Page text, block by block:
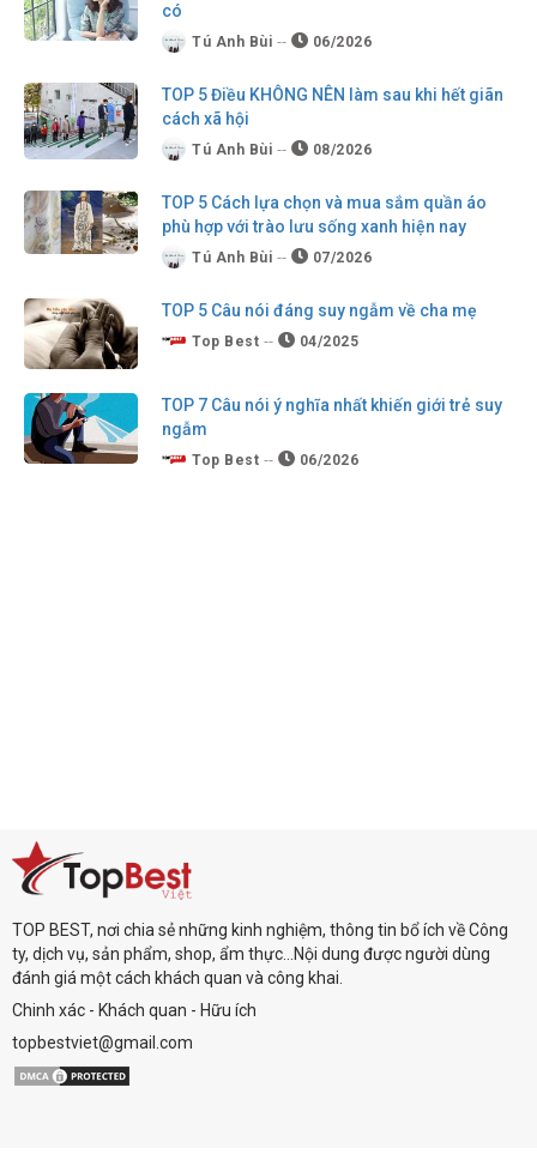
có
Tú Anh Bùi 06/2026
TOP 5 Điều KHÔNG NÊN làm sau khi hết giãn
cách xã hội
Tú Anh Bùi 08/2026
TOP 5 Cách lựa chọn và mua sắm quần áo
phù hợp với trào lưu sống xanh hiện nay
Tú Anh Bùi 07/2026
TOP 5 Câu nói đáng suy ngẫm về cha mẹ
Top Best 04/2025
TOP 7 Câu nói ý nghĩa nhất khiến giới trẻ suy
ngẫm
Top Best 06/2026
TOP BEST, nơi chia sẻ những kinh nghiệm, thông tin bổ ích về Công
ty, dịch vụ, sản phẩm, shop, ẩm thực...Nội dung được người dùng
đánh giá một cách khách quan và công khai.
Chinh xác - Khách quan - Hữu ích
topbestviet@gmail.com